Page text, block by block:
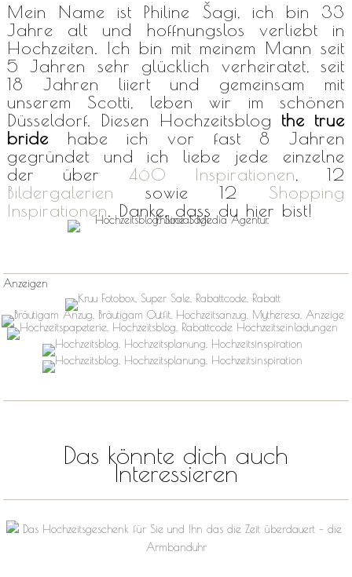
Mein Name ist Philine Šagi, ich bin 33
Jahre alt und hoffnungslos verliebt in
Hochzeiten. Ich bin mit meinem Mann seit
5 Jahren sehr glücklich verheiratet, seit
18 Jahren liiert und gemeinsam mit
unserem Scotti, leben wir im schönen
Düsseldorf. Diesen Hochzeitsblog the true
bride habe ich vor fast 8 Jahren
gegründet und ich liebe jede einzelne
der über 460 Inspirationen, 12
Bildergalerien sowie 12 Shopping
Inspirationen. Danke, dass du hier bist!
Anzeigen
Das könnte dich auch
Interessieren